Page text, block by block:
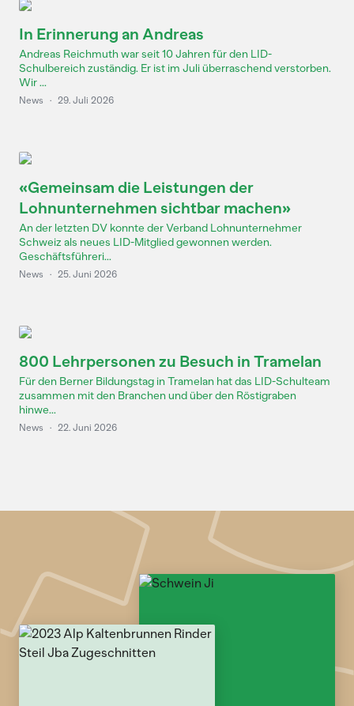
In Erinnerung an Andreas
Andreas Reichmuth war seit 10 Jahren für den LID-
Schulbereich zuständig. Er ist im Juli überraschend verstorben.
Wir ...
News · 29. Juli 2026
«Gemeinsam die Leistungen der
Lohnunternehmen sichtbar machen»
An der letzten DV konnte der Verband Lohnunternehmer
Schweiz als neues LID-Mitglied gewonnen werden.
Geschäftsführeri...
News · 25. Juni 2026
800 Lehrpersonen zu Besuch in Tramelan
Für den Berner Bildungstag in Tramelan hat das LID-Schulteam
zusammen mit den Branchen und über den Röstigraben
hinwe...
News · 22. Juni 2026